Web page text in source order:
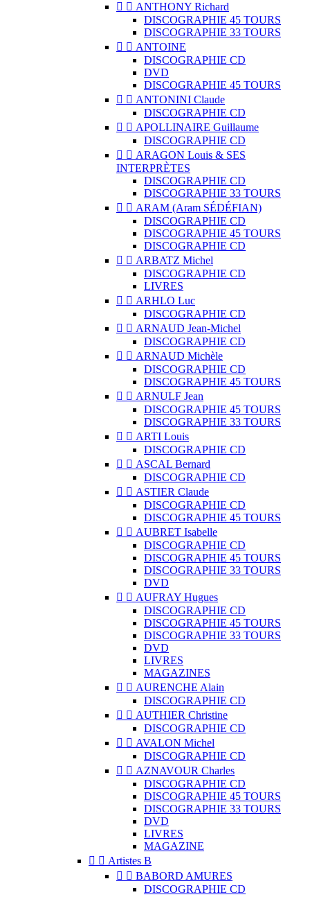
  ANTHONY Richard
DISCOGRAPHIE 45 TOURS
DISCOGRAPHIE 33 TOURS
  ANTOINE
DISCOGRAPHIE CD
DVD
DISCOGRAPHIE 45 TOURS
  ANTONINI Claude
DISCOGRAPHIE CD
  APOLLINAIRE Guillaume
DISCOGRAPHIE CD
  ARAGON Louis & SES
INTERPRÈTES
DISCOGRAPHIE CD
DISCOGRAPHIE 33 TOURS
  ARAM (Aram SÉDÉFIAN)
DISCOGRAPHIE CD
DISCOGRAPHIE 45 TOURS
DISCOGRAPHIE CD
  ARBATZ Michel
DISCOGRAPHIE CD
LIVRES
  ARHLO Luc
DISCOGRAPHIE CD
  ARNAUD Jean-Michel
DISCOGRAPHIE CD
  ARNAUD Michèle
DISCOGRAPHIE CD
DISCOGRAPHIE 45 TOURS
  ARNULF Jean
DISCOGRAPHIE 45 TOURS
DISCOGRAPHIE 33 TOURS
  ARTI Louis
DISCOGRAPHIE CD
  ASCAL Bernard
DISCOGRAPHIE CD
  ASTIER Claude
DISCOGRAPHIE CD
DISCOGRAPHIE 45 TOURS
  AUBRET Isabelle
DISCOGRAPHIE CD
DISCOGRAPHIE 45 TOURS
DISCOGRAPHIE 33 TOURS
DVD
  AUFRAY Hugues
DISCOGRAPHIE CD
DISCOGRAPHIE 45 TOURS
DISCOGRAPHIE 33 TOURS
DVD
LIVRES
MAGAZINES
  AURENCHE Alain
DISCOGRAPHIE CD
  AUTHIER Christine
DISCOGRAPHIE CD
  AVALON Michel
DISCOGRAPHIE CD
  AZNAVOUR Charles
DISCOGRAPHIE CD
DISCOGRAPHIE 45 TOURS
DISCOGRAPHIE 33 TOURS
DVD
LIVRES
MAGAZINE
  Artistes B
  BABORD AMURES
DISCOGRAPHIE CD